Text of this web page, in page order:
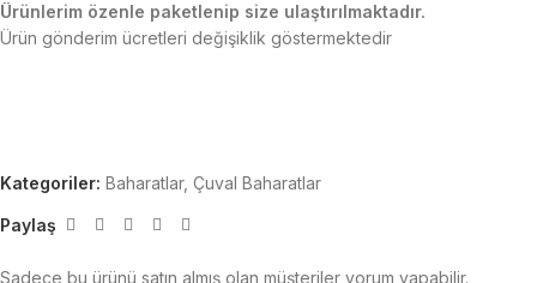
Ürünlerim özenle paketlenip size ulaştırılmaktadır.
Ürün gönderim ücretleri değişiklik göstermektedir
Kategoriler: Baharatlar, Çuval Baharatlar
Paylaş
Sadece bu ürünü satın almış olan müşteriler yorum yapabilir.